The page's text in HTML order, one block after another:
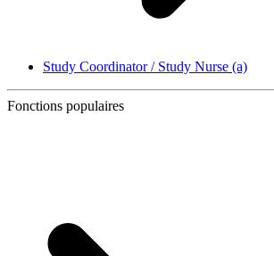
Study Coordinator / Study Nurse (a)
Fonctions populaires